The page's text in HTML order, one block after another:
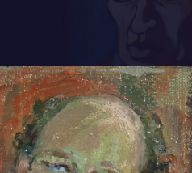
is het een vrouw, maar
verkeerd been gezet, want
man is, dan laten die benen